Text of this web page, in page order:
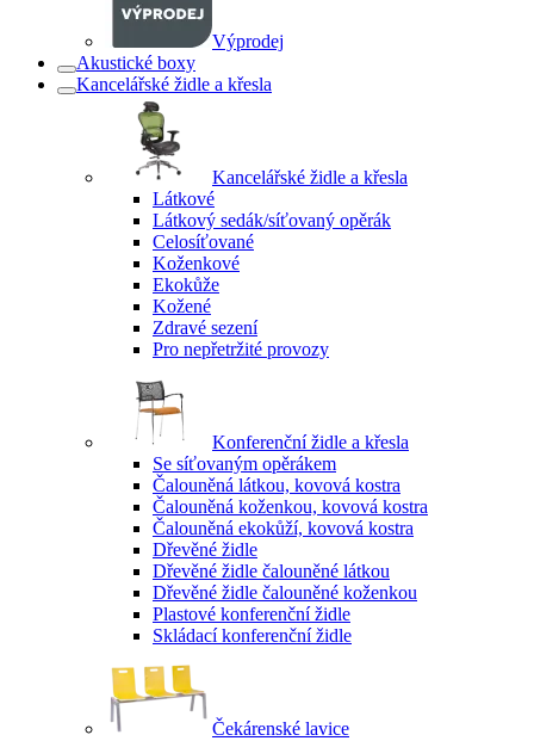
Výprodej
Akustické boxy
Kancelářské židle a křesla
Kancelářské židle a křesla
Látkové
Látkový sedák/síťovaný opěrák
Celosíťované
Koženkové
Ekokůže
Kožené
Zdravé sezení
Pro nepřetržité provozy
Konferenční židle a křesla
Se síťovaným opěrákem
Čalouněná látkou, kovová kostra
Čalouněná koženkou, kovová kostra
Čalouněná ekokůží, kovová kostra
Dřevěné židle
Dřevěné židle čalouněné látkou
Dřevěné židle čalouněné koženkou
Plastové konferenční židle
Skládací konferenční židle
Čekárenské lavice